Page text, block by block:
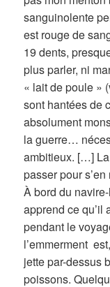
sanguinolente
est rouge de
19 dents,
plus parler, ni
« lait de poule »
sont hantées de
absolument
la guerre…
ambitieux. […]
passer pour
À bord du
apprend ce qu’il
pendant le
l’emmerment
jette par-dessus
poissons.